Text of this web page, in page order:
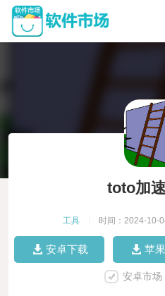
toto加
工具 时间：2024-10-
安卓下载 苹
安卓市场